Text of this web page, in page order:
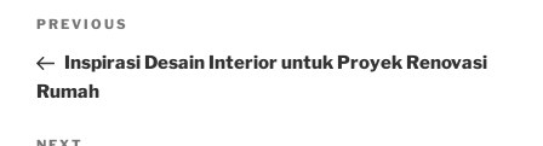
Previous
Post
PREVIOUS
Inspirasi Desain Interior untuk Proyek Renovasi
Rumah